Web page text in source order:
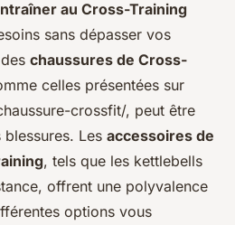
au Cross-Training
sans dépasser vos
chaussures de Cross-
celles présentées sur
crossfit/, peut être
Les accessoires de
, tels que les kettlebells
offrent une polyvalence
options vous